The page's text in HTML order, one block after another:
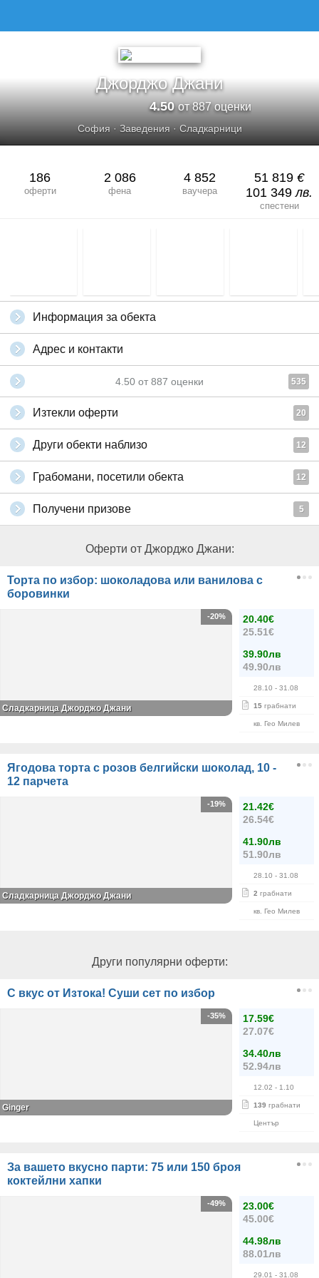
Джорджо Джани
4.50от 887 оценки
София· Заведения· Сладкарници
186
оферти
2 086
фена
4 852
ваучера
51 819 €
101 349лв.
спестени
Информация за обекта
Адрес и контакти
4.50 от 887 оценки 535
Изтекли оферти 20
Други обекти наблизо 12
Грабомани, посетили обекта 12
Получени призове 5
Оферти от Джорджо Джани:
Торта по избор: шоколадова или ванилова с
боровинки
20.40€
25.51€
39.90лв
49.90лв
28.10 - 31.08
15 грабнати
кв. Гео Милев
-20%
Сладкарница Джорджо Джани
Ягодова торта с розов белгийски шоколад, 10 -
12 парчета
21.42€
26.54€
41.90лв
51.90лв
28.10 - 31.08
2 грабнати
кв. Гео Милев
-19%
Сладкарница Джорджо Джани
Други популярни оферти:
С вкус от Изтока! Суши сет по избор
17.59€
27.07€
34.40лв
52.94лв
12.02 - 1.10
139 грабнати
Център
-35%
Ginger
За вашето вкусно парти: 75 или 150 броя
коктейлни хапки
23.00€
45.00€
44.98лв
88.01лв
29.01 - 31.08
-49%